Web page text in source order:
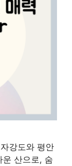
강도와 평안
운 산으로, 숨